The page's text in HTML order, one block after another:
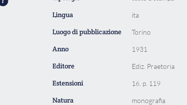
Lingua ita
Luogo di pubblicazione Torino
Anno 1931
Editore Ediz. Praetoria
Estensioni 16. p. 119
Natura monografia